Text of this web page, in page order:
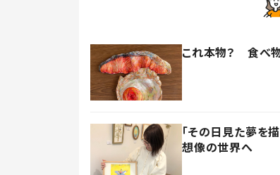
これ本物？ 食べ
「その日見た夢を
想像の世界へ